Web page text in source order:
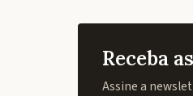
Receba
Assine a